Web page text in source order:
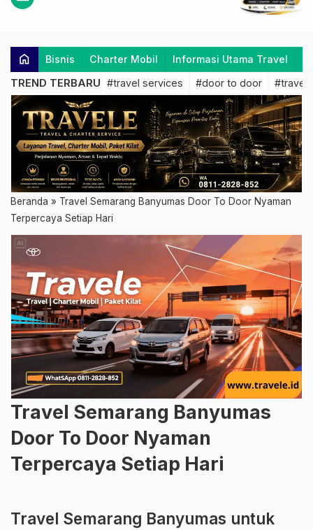
home Bisnis Charter Mobil Informasi Utama Travel
TREND TERBARU #travel services #door to door #travel
Beranda » Travel Semarang Banyumas Door To Door Nyaman
Terpercaya Setiap Hari
Travel Semarang Banyumas
Door To Door Nyaman
Terpercaya Setiap Hari
Travel Semarang Banyumas untuk